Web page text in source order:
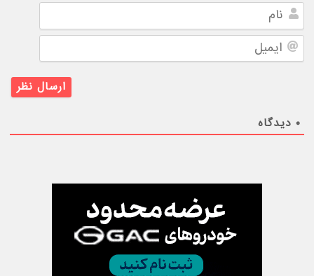
نام
ایمیل
۰ دیدگاه